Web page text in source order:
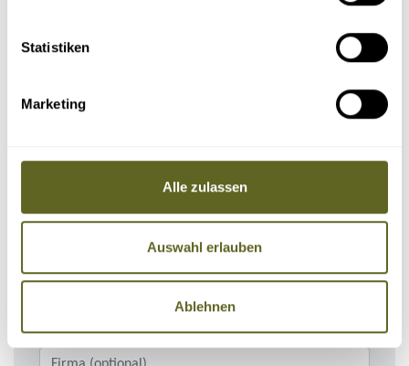
Statistiken
Marketing
Alle zulassen
Auswahl erlauben
Ablehnen